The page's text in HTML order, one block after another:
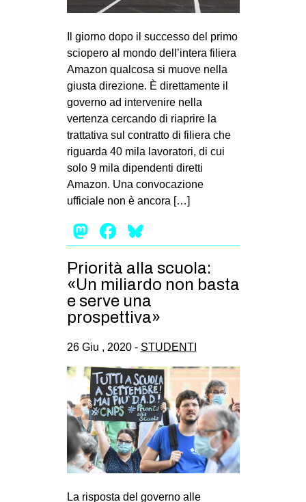
INTERNAZIONALE
AFRICA
ESTREMO ORIENTE
EUROPA
MEDIO ORIENTE
MONDO
in
Fb
ms
SEARCH
Il giorno dopo il successo del primo
sciopero al mondo dell’intera filiera
Amazon qualcosa si muove nella
giusta direzione. È direttamente il
governo ad intervenire nella
vertenza cercando di riaprire la
trattativa sul contratto di filiera che
riguarda 40 mila lavoratori, di cui
solo 9 mila dipendenti diretti
Amazon. Una convocazione
ufficiale non è ancora […]
Mastodon
Facebook
Priorità alla scuola:
«Un miliardo non basta
e serve una
prospettiva»
26 Giu , 2020 - STUDENTI
La risposta del governo alle